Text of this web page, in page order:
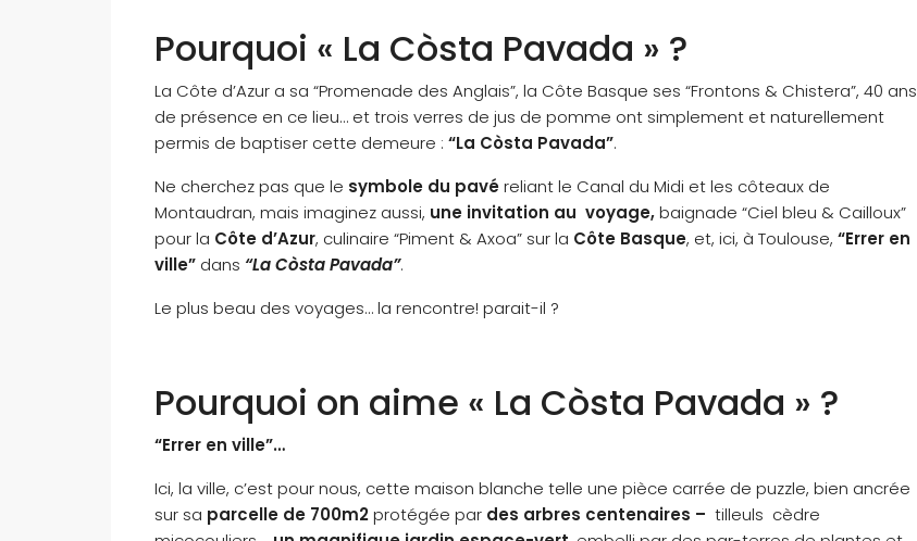
Pourquoi « La Còsta Pavada » ?
La Côte d’Azur a sa “Promenade des Anglais”, la Côte Basque ses “Frontons & Chistera”, 40 ans
de présence en ce lieu… et trois verres de jus de pomme ont simplement et naturellement
permis de baptiser cette demeure : “La Còsta Pavada”.
Ne cherchez pas que le symbole du pavéreliant le Canal du Midi et les côteaux de
Montaudran, mais imaginez aussi, une invitation au voyage,baignade “Ciel bleu & Cailloux”
pour la Côte d’Azur, culinaire “Piment & Axoa” sur la Côte Basque, et, ici, à Toulouse, “Errer en
ville” dans “La Còsta Pavada”.
Le plus beau des voyages… la rencontre! parait-il ?
Pourquoi on aime « La Còsta Pavada » ?
“Errer en ville”…
Ici, la ville, c’est pour nous, cette maison blanche telle une pièce carrée de puzzle, bien ancrée
sur sa parcelle de 700m2protégée par des arbres centenaires – tilleuls cèdre